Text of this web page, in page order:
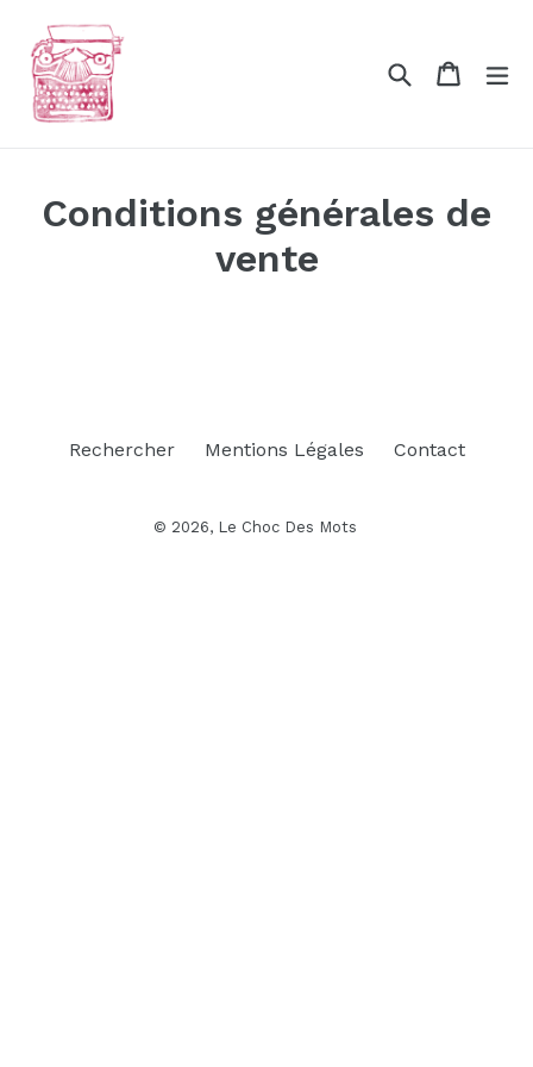
contenu
Recherche
Panier
Panier
Conditions générales de
vente
Rechercher Mentions Légales Contact
© 2026, Le Choc Des Mots